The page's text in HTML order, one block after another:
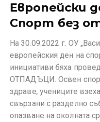
Европейски
Спорт без
На 30.09.2022 г. ОУ
европейския ден на
инициативи бяха
ОТПАДЪЦИ. Освен
здраве, учениците
свързани с разделно
опазване на околната